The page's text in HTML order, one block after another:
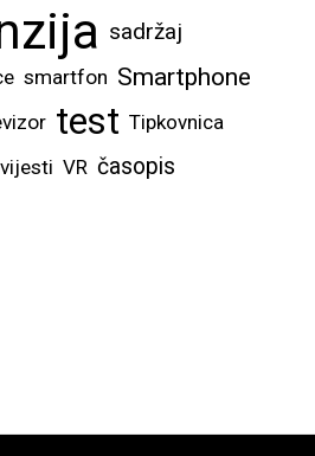
sadržaj
smartfon Smartphone
test Tipkovnica
vijesti VR časopis